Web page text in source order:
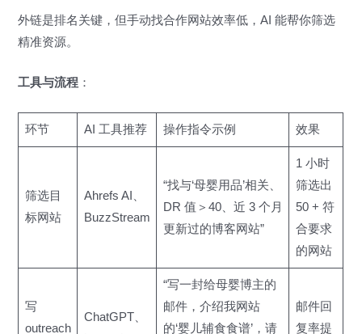
外链是排名关键，但手动找合作网站效率低，AI 能帮你筛选
精准资源。
工具与流程 ：
环节 AI 工具推荐 操作指令示例 效果
筛选目
标网站
Ahrefs AI、
BuzzStream
“找与‘母婴用品’相关、
DR 值＞40、近 3 个月
更新过的博客网站”
1 小时
筛选出
50 + 符
合要求
的网站
写
outreach
ChatGPT、
“写一封给母婴博主的
邮件，介绍我网站
的‘婴儿辅食食谱’，请
邮件回
复率提